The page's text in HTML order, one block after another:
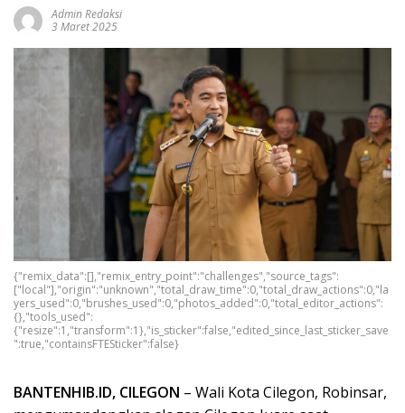
Admin Redaksi
3 Maret 2025
{"remix_data":[],"remix_entry_point":"challenges","source_tags":
["local"],"origin":"unknown","total_draw_time":0,"total_draw_actions":0,"la
yers_used":0,"brushes_used":0,"photos_added":0,"total_editor_actions":
{},"tools_used":
{"resize":1,"transform":1},"is_sticker":false,"edited_since_last_sticker_save
":true,"containsFTESticker":false}
BANTENHIB.ID, CILEGON – Wali Kota Cilegon, Robinsar,